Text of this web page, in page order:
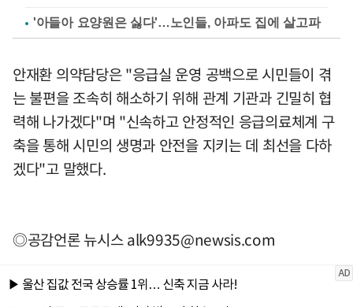
'아들아 요양원은 싫다'…노인들, 아파도 집에 살고파
안재환 의약담당은 "응급실 운영 공백으로 시민들이 겪
는 불편을 조속히 해소하기 위해 관계 기관과 긴밀히 협
력해 나가겠다"며 "신속하고 안정적인 응급의료체계 구
축을 통해 시민의 생명과 안전을 지키는 데 최선을 다하
겠다"고 말했다.
◎공감언론 뉴시스alk9935@newsis.com